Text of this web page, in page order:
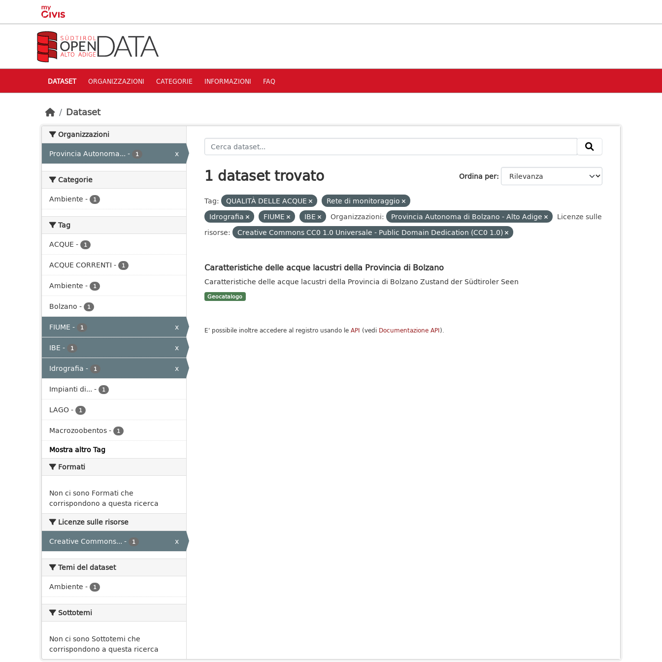
Skip to main content
DATASET ORGANIZZAZIONI CATEGORIE INFORMAZIONI FAQ
Dataset
Organizzazioni
Provincia Autonoma... - 1 x
Categorie
Ambiente - 1
Tag
ACQUE - 1
ACQUE CORRENTI - 1
Ambiente - 1
Bolzano - 1
FIUME - 1
x
IBE - 1
x
Idrografia - 1
x
Impianti di... - 1
LAGO- 1
Macrozoobentos- 1
Mostra altro Tag
Formati
Non ci sono Formati che
corrispondono a questa ricerca
Licenze sulle risorse
Creative Commons... - 1 x
Temi del dataset
Ambiente - 1
Sottotemi
Non ci sono Sottotemi che
corrispondono a questa ricerca
Ordina per
1 dataset trovato
Tag: QUALITÀ DELLE ACQUE
Rete di monitoraggio
Idrografia
FIUME IBE Organizzazioni: Provincia Autonoma di Bolzano - Alto Adige
Licenze sulle
risorse:
Creative Commons CC0 1.0 Universale - Public Domain Dedication (CC0 1.0)
Caratteristiche delle acque lacustri della Provincia di Bolzano
Caratteristiche delle acque lacustri della Provincia di Bolzano Zustand der Südtiroler Seen
Geocatalogo
E' possibile inoltre accedere al registro usando le API (vedi Documentazione API).